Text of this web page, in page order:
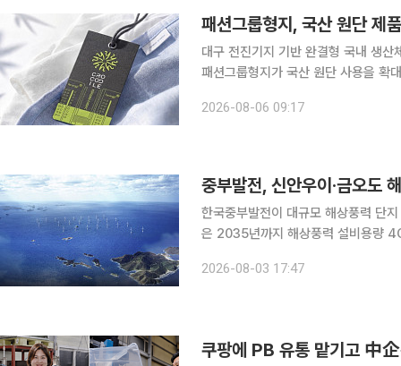
패션그룹형지, 국산 원단 제
대구 전진기지 기반 완결형 국내 생산
패션그룹형지가 국산 원단 사용을 확
가운데 국산 원단을 적용한 제품에 '
2026-08-06 09:17
중부발전, 신안우이·금오도
한국중부발전이 대규모 해상풍력 단
은 2035년까지 해상풍력 설비용량
있다. 가장 주목받는 앵커 사업은
2026-08-03 17:47
쿠팡에 PB 유통 맡기고 中企